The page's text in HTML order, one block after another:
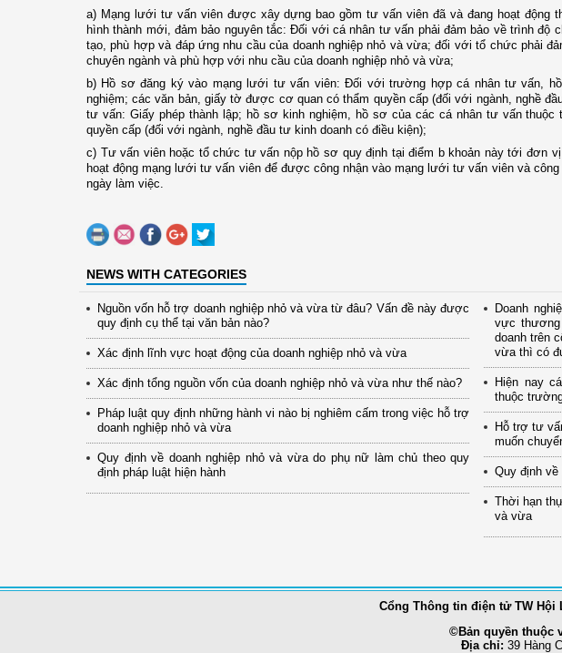
a) Mạng lưới tư vấn viên được xây dựng bao gồm tư vấn viên đã và đang hoạt động
hình thành mới, đảm bảo nguyên tắc: Đối với cá nhân tư vấn phải đảm bảo về trình độ
tạo, phù hợp và đáp ứng nhu cầu của doanh nghiệp nhỏ và vừa; đối với tổ chức phải
chuyên ngành và phù hợp với nhu cầu của doanh nghiệp nhỏ và vừa;
b) Hồ sơ đăng ký vào mạng lưới tư vấn viên: Đối với trường hợp cá nhân tư vấn,
nghiệm; các văn bản, giấy tờ được cơ quan có thẩm quyền cấp (đối với ngành, nghề
tư vấn: Giấy phép thành lập; hồ sơ kinh nghiệm, hồ sơ của các cá nhân tư vấn
quyền cấp (đối với ngành, nghề đầu tư kinh doanh có điều kiện);
c) Tư vấn viên hoặc tổ chức tư vấn nộp hồ sơ quy định tại điểm b khoản này tới đơn
hoạt động mạng lưới tư vấn viên để được công nhận vào mạng lưới tư vấn viên và
ngày làm việc.
NEWS WITH CATEGORIES
Nguồn vốn hỗ trợ doanh nghiệp nhỏ và vừa từ đâu? Vấn đề này được
quy định cụ thể tại văn bản nào?
Xác định lĩnh vực hoạt động của doanh nghiệp nhỏ và vừa
Xác định tổng nguồn vốn của doanh nghiệp nhỏ và vừa như thế nào?
Pháp luật quy định những hành vi nào bị nghiêm cấm trong việc hỗ trợ
doanh nghiệp nhỏ và vừa
Quy định về doanh nghiệp nhỏ và vừa do phụ nữ làm chủ theo quy
định pháp luật hiện hành
Doanh
vực
doanh trên
vừa thì có
Hiện nay
thuộc
Hỗ trợ tư
muốn
Quy định
Thời hạn
và vừa
Cổng Thông tin điện tử TW Hội
©Bản quyền thuộc
Địa chỉ: 39 Hàng